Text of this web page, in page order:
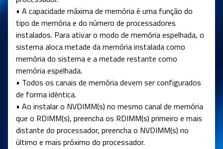
• A capacidade máxima de memória é uma função do
tipo de memória e do número de processadores
instalados. Para ativar o modo de memória espelhada, o
sistema aloca metade da memória instalada como
memória do sistema e a metade restante como
memória espelhada.
• Todos os canais de memória devem ser configurados
de forma idêntica.
• Ao instalar o NVDIMM(s) no mesmo canal de memória
que o RDIMM(s), preencha os RDIMM(s) primeiro e mais
distante do processador, preencha o NVDIMM(s) no
último e mais próximo do processador.